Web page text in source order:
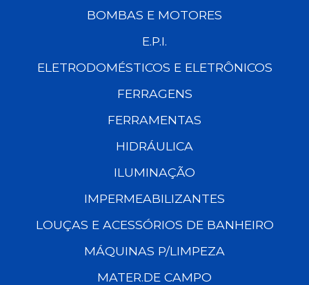
BOMBAS E MOTORES
E.P.I.
ELETRODOMÉSTICOS E ELETRÔNICOS
FERRAGENS
FERRAMENTAS
HIDRÁULICA
ILUMINAÇÃO
IMPERMEABILIZANTES
LOUÇAS E ACESSÓRIOS DE BANHEIRO
MÁQUINAS P/LIMPEZA
MATER.DE CAMPO